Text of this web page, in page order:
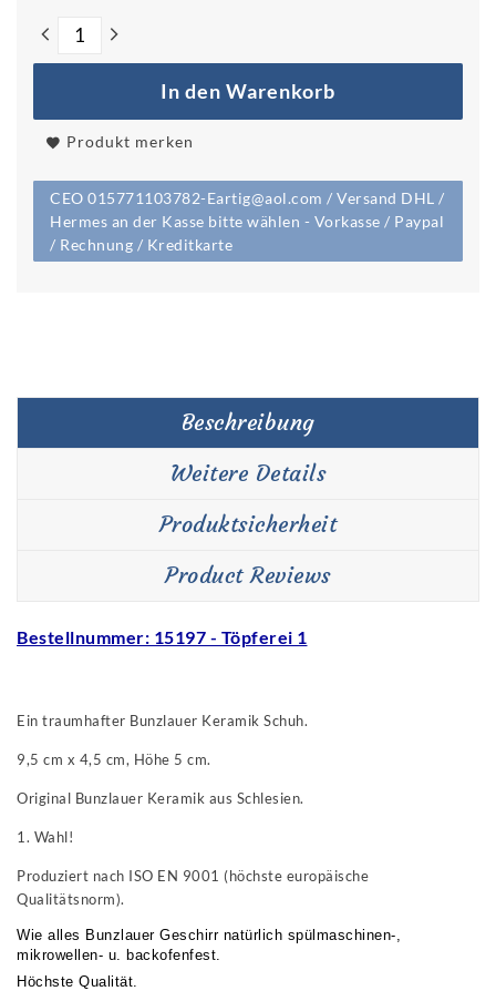
In den Warenkorb
Produkt merken
CEO 015771103782-Eartig@aol.com / Versand DHL /
Hermes an der Kasse bitte wählen - Vorkasse / Paypal
/ Rechnung / Kreditkarte
Beschreibung
Weitere Details
Produktsicherheit
Product Reviews
Bestellnummer: 15197 - Töpferei 1
Ein traumhafter Bunzlauer Keramik Schuh.
9,5 cm x 4,5 cm, Höhe 5 cm.
Original Bunzlauer Keramik aus Schlesien.
1. Wahl!
Produziert nach ISO EN 9001 (höchste europäische
Qualitätsnorm).
Wie alles Bunzlauer Geschirr natürlich spülmaschinen-,
mikrowellen- u. backofenfest.
Höchste Qualität.